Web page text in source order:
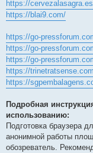
https://
https://blai9.com/
https://go-
https://go-
https://go-
https://
https://
Подробная
использованию:
Подготовка браузера
анонимной работы
обозреватель.